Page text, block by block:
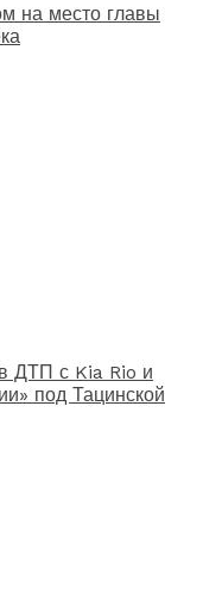
на место главы
ДТП с Kia Rio и
под Тацинской